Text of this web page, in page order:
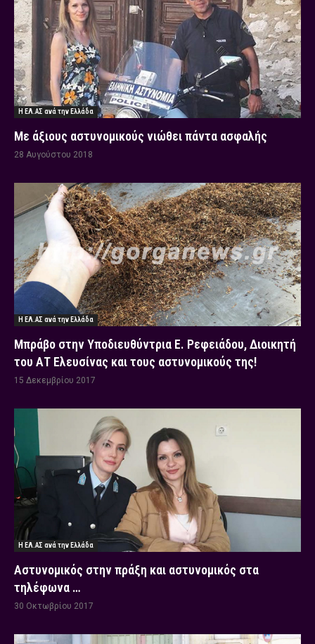
Η ΕΛ.ΑΣ ανά την Ελλάδα
Με άξιους αστυνομικούς νιώθει πάντα ασφαλής
28 Αυγούστου 2018
Η ΕΛ.ΑΣ ανά την Ελλάδα
Μπράβο στην Υποδιευθύντρια Ε. Ρεφειάδου, Διοικητή
του ΑΤ Ελευσίνας και τους αστυνομικούς της!
15 Δεκεμβρίου 2017
Η ΕΛ.ΑΣ ανά την Ελλάδα
Αστυνομικός στην πράξη και αστυνομικός στα
τηλέφωνα …
30 Οκτωβρίου 2017